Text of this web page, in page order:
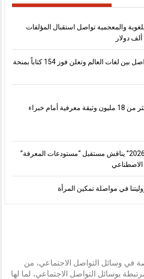
والمعجمية تواصل استقبال المؤلفات
“الشارقة للكتاب” تعزز التواصل بين لغات العالم وتعلن فوز 154 كتاباً بمنحة
تعرض تجربتها في رقمنة أكثر من 18 مليون وثيقة معرفية أمام خبراء
“الشارقة الدولي للمكتبات 2026” يناقش مستقبل “مستودعات المعرفة”
الاصطناعي
في مواصلة تمكين المرأة
في وسائل التواصل الاجتماعي، من
بوسائل التواصل الاجتماعي، لما لها